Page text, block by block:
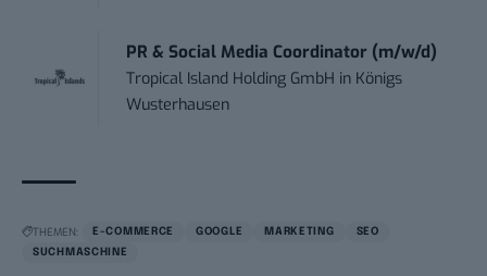
PR & Social Media Coordinator (m/w/d)
Tropical Island Holding GmbH in Königs
Wusterhausen
THEMEN: E-COMMERCE GOOGLE MARKETING
SEO
SUCHMASCHINE